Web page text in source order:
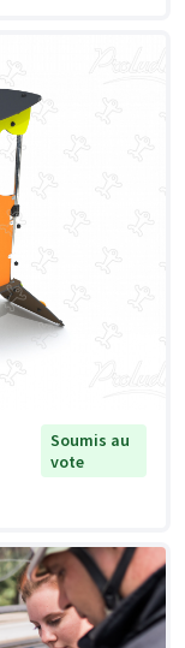
Soumis au
vote